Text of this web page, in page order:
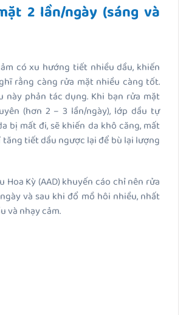
2 lần/ngày (sáng và
có xu hướng tiết nhiều dầu, khiến
rằng càng rửa mặt nhiều càng tốt.
này phản tác dụng. Khi bạn rửa mặt
(hơn 2 – 3 lần/ngày), lớp dầu tự
bị mất đi, sẽ khiến da khô căng, mất
tiết dầu ngược lại để bù lại lượng
Hoa Kỳ (AAD) khuyến cáo chỉ nên rửa
và sau khi đổ mồ hôi nhiều, nhất
và nhạy cảm.